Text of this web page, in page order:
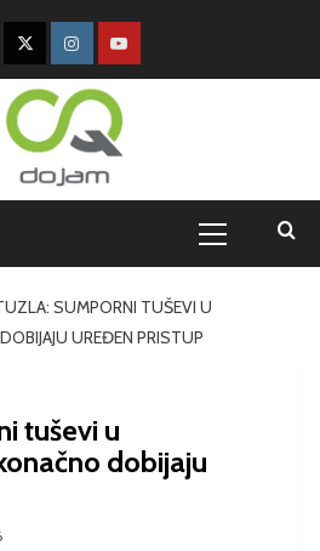
SUMPORNI TUŠEVI U
UREĐEN PRISTUP
tuševi u
dobijaju